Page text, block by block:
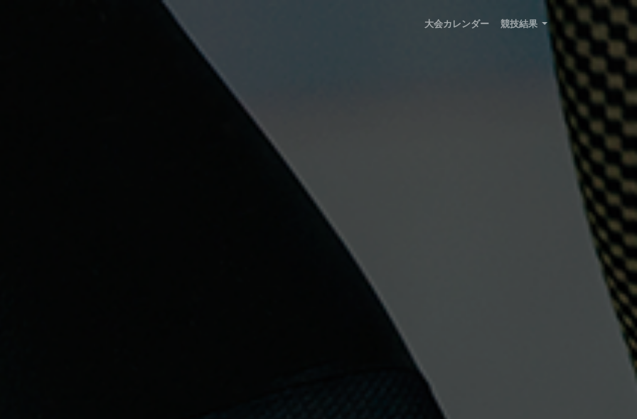
大会カレンダー 競技結果